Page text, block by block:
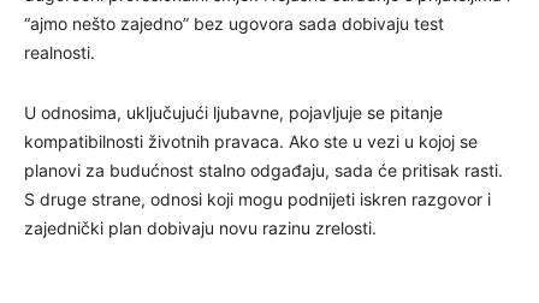
“ajmo nešto zajedno” bez ugovora sada dobivaju test
realnosti.
U odnosima, uključujući ljubavne, pojavljuje se pitanje
kompatibilnosti životnih pravaca. Ako ste u vezi u kojoj se
planovi za budućnost stalno odgađaju, sada će pritisak rasti.
S druge strane, odnosi koji mogu podnijeti iskren razgovor i
zajednički plan dobivaju novu razinu zrelosti.